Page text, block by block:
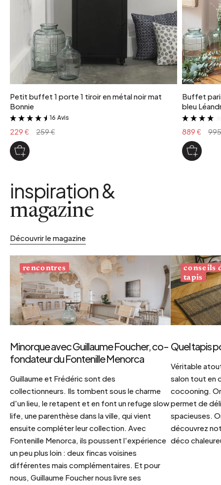
Petit buffet 1 porte 1 tiroir en métal noir mat
Bonnie
&
16 Avis
229 € 259 €
Buffet
bleu
889 €
inspiration &
magazine
Découvrir le magazine
rencontres
Minorque avec Guillaume Foucher, co-
fondateur du Fontenille Menorca
Guillaume et Frédéric sont des
collectionneurs. Ils tombent sous le charme
d'un lieu, le retapent et en font un refuge slow
life, une parenthèse dans la ville, qui vient
ensuite compléter leur collection. Avec
Fontenille Menorca, ils poussent l'expérience
un peu plus loin : deux fincas voisines
différentes mais complémentaires. Et pour
nous, Guillaume Foucher nous livre ses
conseils
tapis
Quel tapis
Véritable
salon tout en
cocooning.
permet de
spacieuses.
découvrez
déco